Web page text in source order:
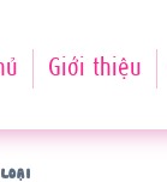
Giới thiệu